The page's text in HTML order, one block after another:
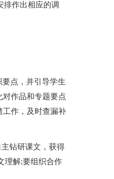
排作出相应的调
点，并引导学生
作品和专题要点
工作，及时查漏补
钻研课文，获得
理解;要组织合作